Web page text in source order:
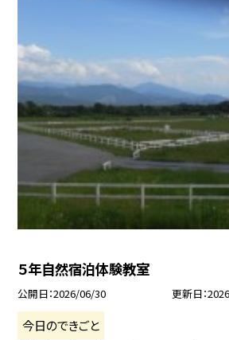
５年自然宿泊体験教室
公開日 2026/06/30 更新日
今日のできごと